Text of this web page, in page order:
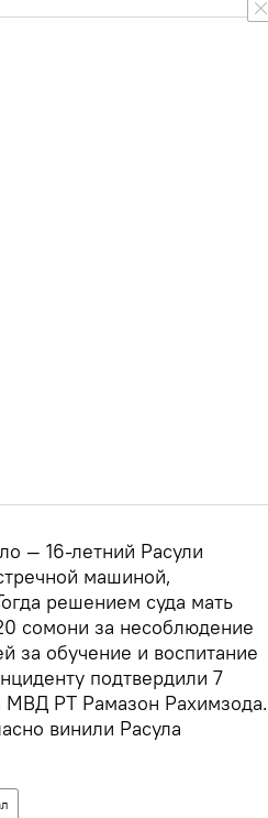
— 16-летний Расули
машиной,
решением суда мать
сомони за несоблюдение
за обучение и воспитание
подтвердили 7
МВД РТ Рамазон Рахимзода.
винили Расула